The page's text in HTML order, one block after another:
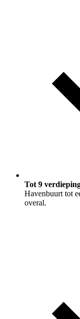
Tot 9
Havenbuurt tot
overal.